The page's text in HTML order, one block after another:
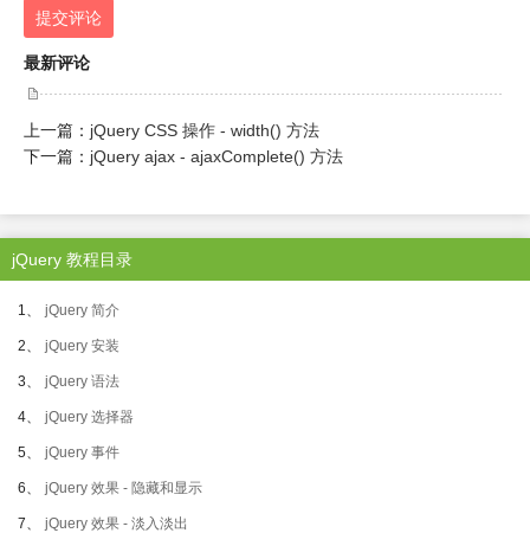
提交评论
最新评论
上一篇： jQuery CSS 操作 - width() 方法
下一篇： jQuery ajax - ajaxComplete() 方法
jQuery 教程目录
1、 jQuery 简介
2、 jQuery 安装
3、 jQuery 语法
4、 jQuery 选择器
5、 jQuery 事件
6、 jQuery 效果 - 隐藏和显示
7、 jQuery 效果 - 淡入淡出